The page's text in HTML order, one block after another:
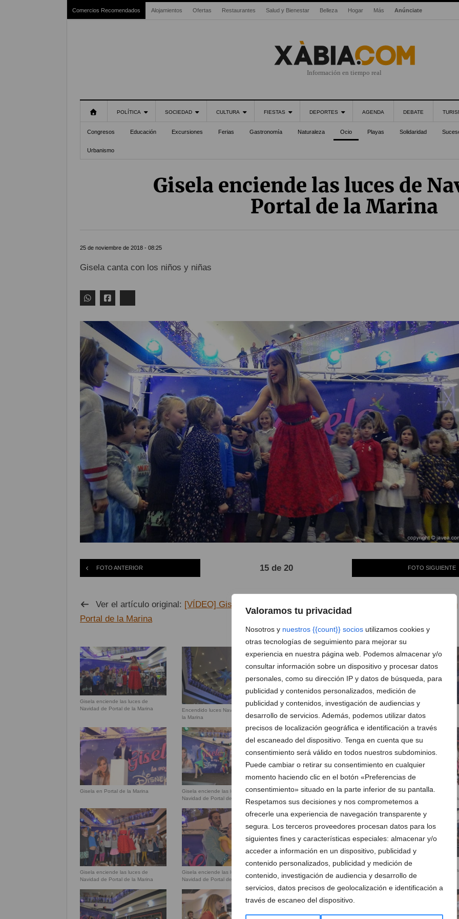
Valoramos tu privacidad
Nosotros y nuestros {{count}} socios utilizamos cookies y
otras tecnologías de seguimiento para mejorar su
experiencia en nuestra página web. Podemos almacenar y/o
consultar información sobre un dispositivo y procesar datos
personales, como su dirección IP y datos de búsqueda, para
publicidad y contenidos personalizados, medición de
publicidad y contenidos, investigación de audiencias y
desarrollo de servicios. Además, podemos utilizar datos
precisos de localización geográfica e identificación a través
del escaneado del dispositivo. Tenga en cuenta que su
consentimiento será válido en todos nuestros subdominios.
Puede cambiar o retirar su consentimiento en cualquier
momento haciendo clic en el botón «Preferencias de
consentimiento» situado en la parte inferior de su pantalla.
Respetamos sus decisiones y nos comprometemos a
ofrecerle una experiencia de navegación transparente y
segura. Los terceros proveedores procesan datos para los
siguientes fines y características especiales: almacenar y/o
acceder a información en un dispositivo, publicidad y
contenido personalizados, publicidad y medición de
contenido, investigación de audiencia y desarrollo de
servicios, datos precisos de geolocalización e identificación a
través de escaneo del dispositivo.
Comercios Recomendados Alojamientos Ofertas Restaurantes Salud y Bienestar Belleza Hogar Más Anúnciate
Información en tiempo real
POLÍTICA SOCIEDAD CULTURA FIESTAS DEPORTES AGENDA DEBATE
Congresos Educación Excursiones Ferias Gastronomía Naturaleza Ocio Playas Solidaridad
Urbanismo
Gisela enciende las luces de
Portal de la Marina
25 de noviembre de 2018 - 08:25
Gisela canta con los niños y niñas
FOTO ANTERIOR 15 de 20 FOTO SIGUIENTE
Ver el artículo original: [VÍDEO] Gisela y la magia de Disney dan la bienvenida a la Navidad en
Portal de la Marina
Gisela enciende las luces de
Navidad de Portal de la Marina
Encendido luces Navidad Portal de
la Marina
Gisela en Portal de la Marina
Gisela enciende las luces de
Navidad de Portal de la Marina
Gisela enciende las luces de
Navidad de Portal de la Marina
Gisela enciende las luces de
Navidad de Portal de la Marina
Gisela enciende las luces de
Navidad de Portal de la Marina
Gisela enciende las luces de
Navidad de Portal de la Marina
Gisela enciende las luces de
Gisela enciende las luces de
Navidad de Portal de la Marina